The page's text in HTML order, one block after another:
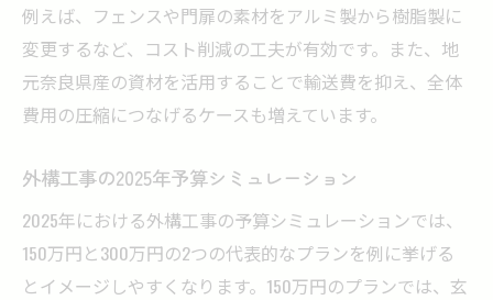
例えば、フェンスや門扉の素材をアルミ製から樹脂製に
変更するなど、コスト削減の工夫が有効です。また、地
元奈良県産の資材を活用することで輸送費を抑え、全体
費用の圧縮につなげるケースも増えています。
外構工事の2025年予算シミュレーション
2025年における外構工事の予算シミュレーションでは、
150万円と300万円の2つの代表的なプランを例に挙げる
とイメージしやすくなります。150万円のプランでは、玄